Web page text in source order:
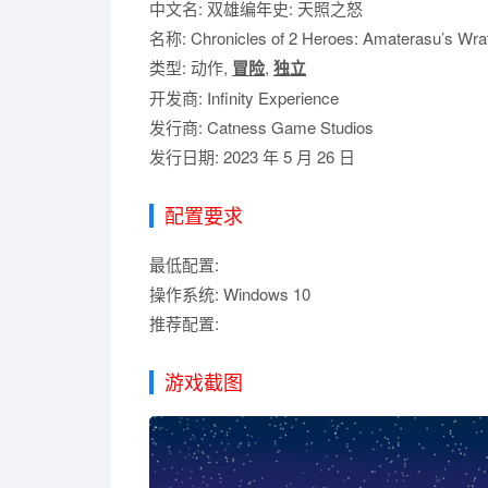
中文名: 双雄编年史: 天照之怒
名称: Chronicles of 2 Heroes: Amaterasu’s
类型: 动作, 冒险, 独立
开发商: Infinity Experience
发行商: Catness Game Studios
发行日期: 2023 年 5 月 26 日
配置要求
最低配置:
操作系统: Windows 10
推荐配置:
游戏截图